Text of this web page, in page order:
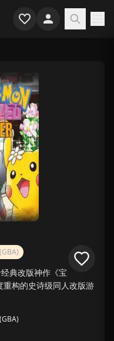
典改版神作《宝
构的史诗级同人改版游